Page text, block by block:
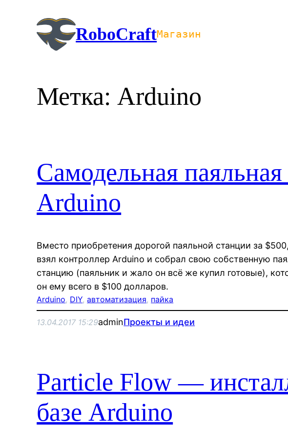
содержимому
RoboCraftМагазин
Метка:Arduino
Самодельная
Arduino
Вместо приобретения дорогой паяльной станции за
взял контроллер Arduino и собрал свою собственную
станцию (паяльник и жало он всё же купил готовые),
он ему всего в $100 долларов.
Arduino, DIY, автоматизация, пайка
13.04.2017 15:29adminПроекты и идеи
Particle Flow —
базе Arduino